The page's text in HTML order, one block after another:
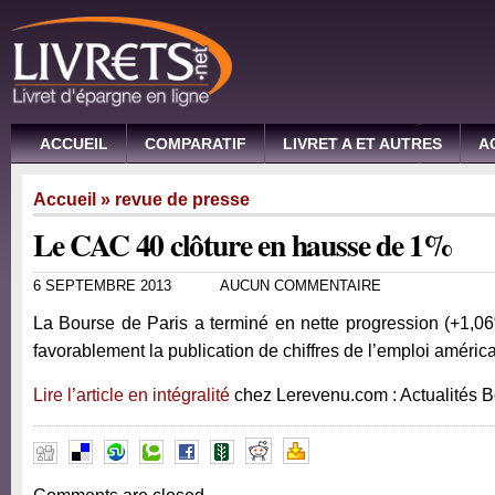
ACCUEIL COMPARATIF LIVRET A ET AUTRES
Accueil » revue de presse
Le CAC 40 clôture en hausse de 1%
6 SEPTEMBRE 2013 AUCUN COMMENTAIRE
La Bourse de Paris a terminé en nette progression
favorablement la publication de chiffres de l’emploi
Lire l’article en intégralité chez Lerevenu.com : Actualités